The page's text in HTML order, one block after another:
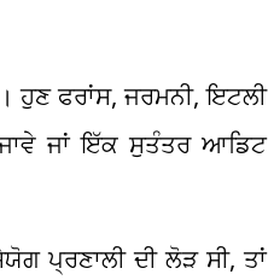
ਹੁਣ ਫਰਾਂਸ, ਜਰਮਨੀ, ਇਟਲੀ
ਜਾਂ ਇੱਕ ਸੁਤੰਤਰ ਆਡਿਟ
ਪ੍ਰਣਾਲੀ ਦੀ ਲੋੜ ਸੀ, ਤਾਂ